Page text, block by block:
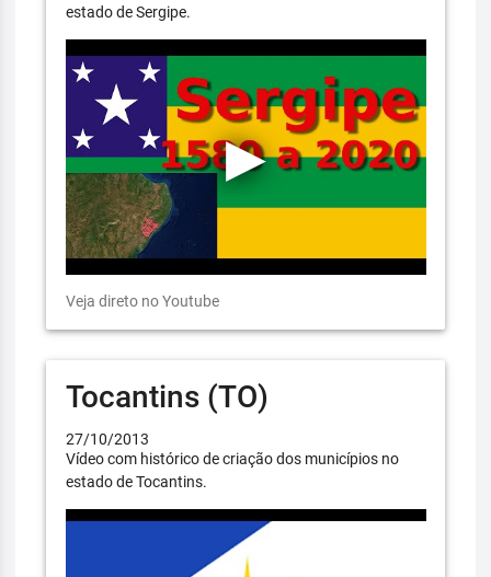
estado de Sergipe.
Veja direto no Youtube
Tocantins (TO)
27/10/2013
Vídeo com histórico de criação dos municípios no
estado de Tocantins.